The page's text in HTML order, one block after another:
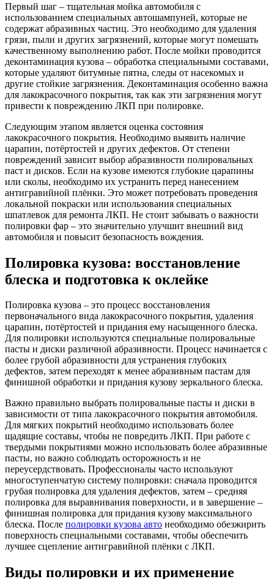
Первый шаг – тщательная мойка автомобиля с
использованием специальных автошампуней, которые не
содержат абразивных частиц. Это необходимо для удаления
грязи, пыли и других загрязнений, которые могут помешать
качественному выполнению работ. После мойки проводится
деконтаминация кузова – обработка специальными составами,
которые удаляют битумные пятна, следы от насекомых и
другие стойкие загрязнения. Деконтаминация особенно важна
для лакокрасочного покрытия, так как эти загрязнения могут
привести к повреждению ЛКП при полировке.
Следующим этапом является оценка состояния
лакокрасочного покрытия. Необходимо выявить наличие
царапин, потёртостей и других дефектов. От степени
повреждений зависит выбор абразивности полировальных
паст и дисков. Если на кузове имеются глубокие царапины
или сколы, необходимо их устранить перед нанесением
антигравийной плёнки. Это может потребовать проведения
локальной покраски или использования специальных
шпатлевок для ремонта ЛКП. Не стоит забывать о важности
полировки фар – это значительно улучшит внешний вид
автомобиля и повысит безопасность вождения.
Полировка кузова: восстановление
блеска и подготовка к оклейке
Полировка кузова – это процесс восстановления
первоначального вида лакокрасочного покрытия, удаления
царапин, потёртостей и придания ему насыщенного блеска.
Для полировки используются специальные полировальные
пасты и диски различной абразивности. Процесс начинается с
более грубой абразивности для устранения глубоких
дефектов, затем переходят к менее абразивным пастам для
финишной обработки и придания кузову зеркального блеска.
Важно правильно выбрать полировальные пасты и диски в
зависимости от типа лакокрасочного покрытия автомобиля.
Для мягких покрытий необходимо использовать более
щадящие составы, чтобы не повредить ЛКП. При работе с
твердыми покрытиями можно использовать более абразивные
пасты, но важно соблюдать осторожность и не
переусердствовать. Профессионалы часто используют
многоступенчатую систему полировки: сначала проводится
грубая полировка для удаления дефектов, затем – средняя
полировка для выравнивания поверхности, и в завершение –
финишная полировка для придания кузову максимального
блеска. После полировки кузова авто необходимо обезжирить
поверхность специальными составами, чтобы обеспечить
лучшее сцепление антигравийной плёнки с ЛКП.
Виды полировки и их применение